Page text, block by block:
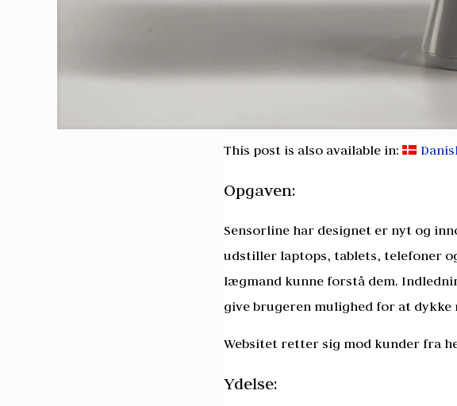
This post is also available in:
Opgaven:
Sensorline har designet er nyt og
udstiller laptops, tablets, telefoner
lægmand kunne forstå dem.
give brugeren mulighed for at
Websitet retter sig mod kunder fra
Ydelse: